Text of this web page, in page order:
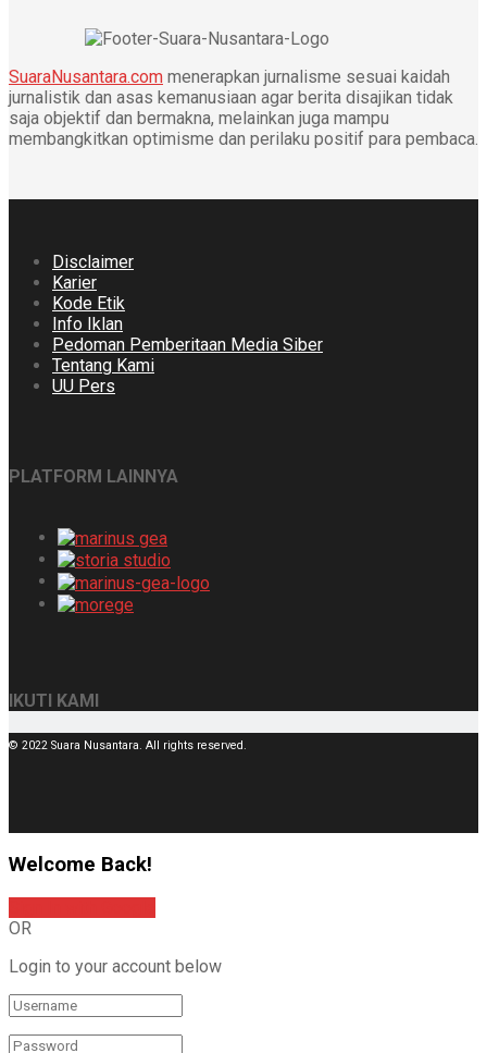
SuaraNusantara.com menerapkan jurnalisme sesuai kaidah
jurnalistik dan asas kemanusiaan agar berita disajikan tidak
saja objektif dan bermakna, melainkan juga mampu
membangkitkan optimisme dan perilaku positif para pembaca.
Disclaimer
Karier
Kode Etik
Info Iklan
Pedoman Pemberitaan Media Siber
Tentang Kami
UU Pers
PLATFORM LAINNYA
IKUTI KAMI
© 2022 Suara Nusantara. All rights reserved.
Welcome Back!
OR
Login to your account below